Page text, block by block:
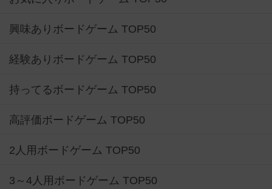
興味ありボードゲーム TOP50
経験ありボードゲーム TOP50
持ってるボードゲーム TOP50
高評価ボードゲーム TOP50
2人用ボードゲーム TOP50
3～4人用ボードゲーム TOP50